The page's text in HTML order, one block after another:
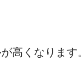
高くなります。